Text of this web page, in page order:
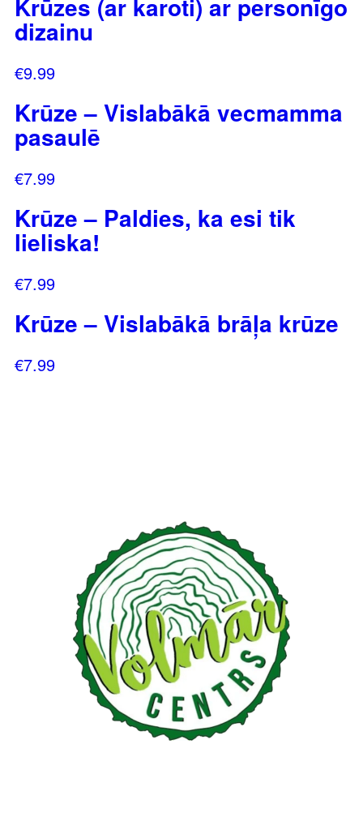
dizainu
€9.99
Krūze – Vislabākā vecmamma
pasaulē
€7.99
Krūze – Paldies, ka esi tik
lieliska!
€7.99
Krūze – Vislabākā brāļa krūze
€7.99